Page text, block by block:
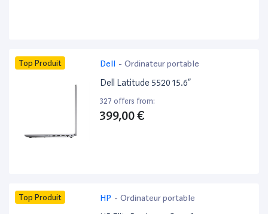
Top Produit Dell - Ordinateur portable
Dell Latitude 5520 15.6”
327 offers from:
399,00 €
Top Produit HP - Ordinateur portable